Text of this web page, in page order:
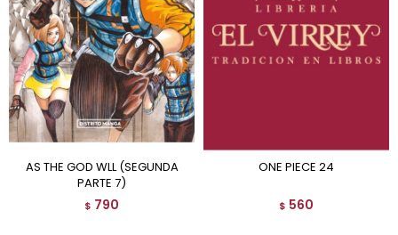
AS THE GOD WLL (SEGUNDA
PARTE 7)
$ 790
ONE PIECE 24
$ 560